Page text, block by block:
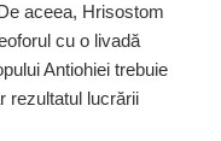
aceea, Hrisostom
cu o livadă
Antiohiei trebuie
rezultatul lucrării